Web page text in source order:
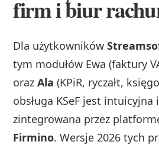
firm i biur
Dla użytkowników
tym modułów Ewa (faktury
orazAla (KPiR, ryczałt,
obsługa KSeF jest intuicyjna
zintegrowana przez
Firmino. Wersje 2026 tych